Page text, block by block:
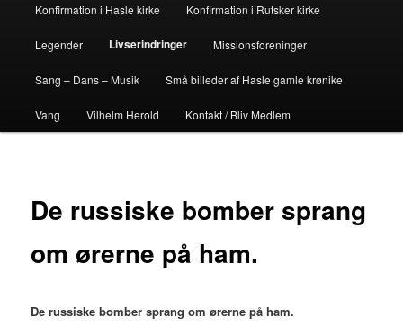
Konfirmation i Hasle kirke Konfirmation i Rutsker kirke
Legender Livserindringer Missionsforeninger
Sang – Dans – Musik Små billeder af Hasle gamle krønike
Vang Vilhelm Herold Kontakt / Bliv Medlem
De russiske bomber sprang
om ørerne på ham.
De russiske bomber sprang om ørerne på ham.